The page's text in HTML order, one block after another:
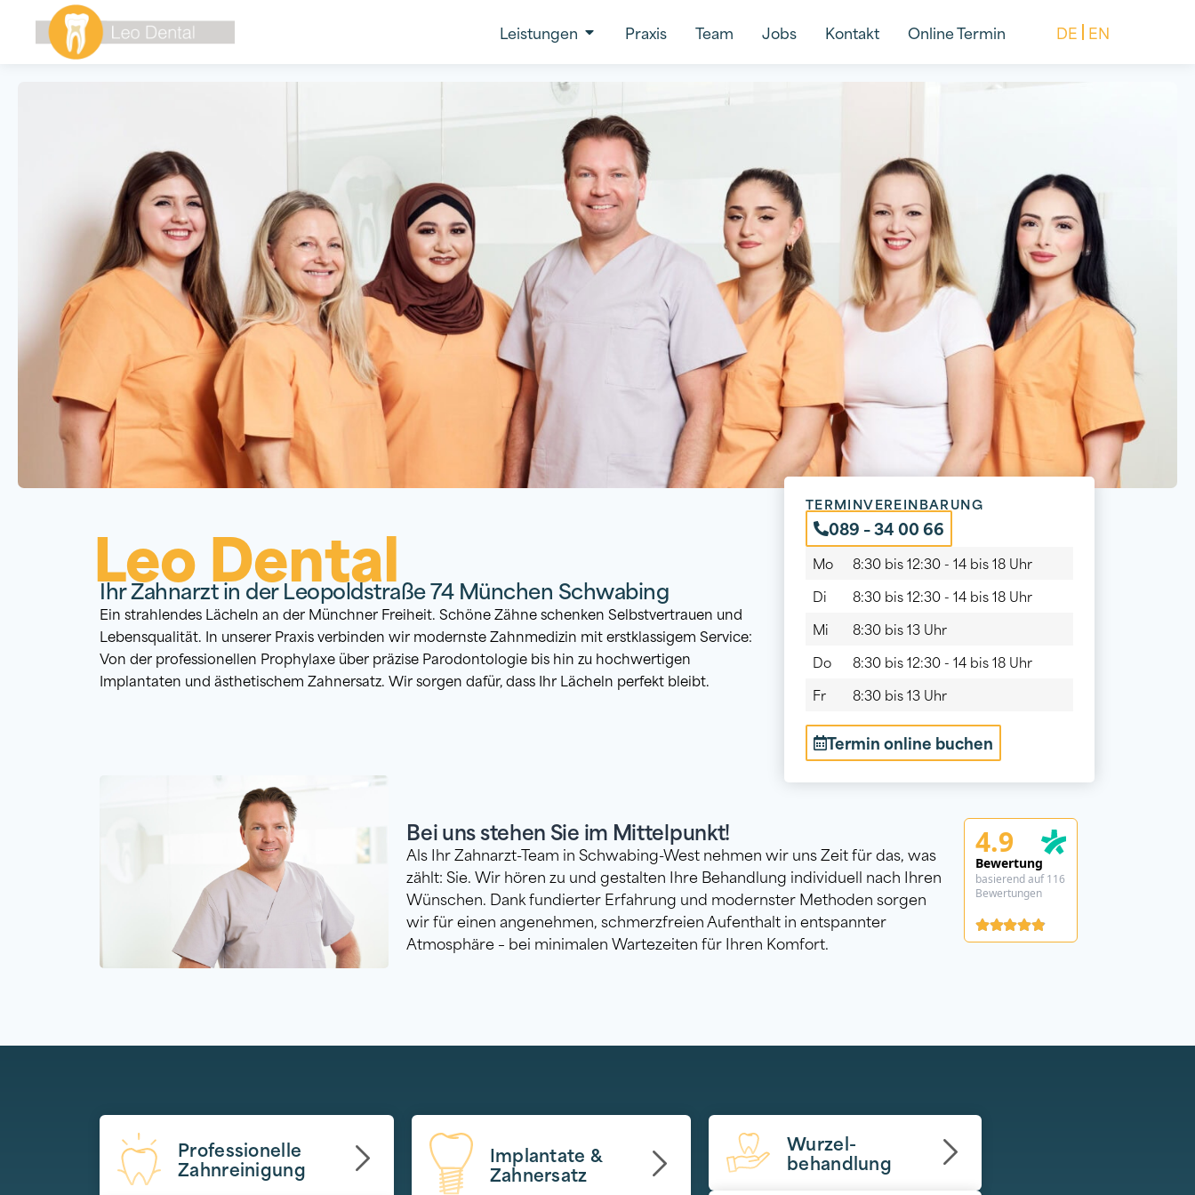
Leistungen Praxis Team Jobs Kontakt Online Termin DE EN
Leo Dental
Ihr Zahnarzt in der Leopoldstraße 74 München Schwabing
Ein strahlendes Lächeln an der Münchner Freiheit. Schöne Zähne schenken Selbstvertrauen und
Lebensqualität. In unserer Praxis verbinden wir modernste Zahnmedizin mit erstklassigem Service:
Von der professionellen Prophylaxe über präzise Parodontologie bis hin zu hochwertigen
Implantaten und ästhetischem Zahnersatz. Wir sorgen dafür, dass Ihr Lächeln perfekt bleibt.
TERMINVEREINBARUNG
089 – 34 00 66
Mo
8:30 bis 12:30 - 14 bis 18 Uhr
Di
8:30 bis 12:30 - 14 bis 18 Uhr
Mi
8:30 bis 13 Uhr
Do
8:30 bis 12:30 - 14 bis 18 Uhr
Fr
8:30 bis 13 Uhr
Termin online buchen
Bei uns stehen Sie im Mittelpunkt!
Als Ihr Zahnarzt-Team in Schwabing-West nehmen wir uns Zeit für das, was
zählt: Sie. Wir hören zu und gestalten Ihre Behandlung individuell nach Ihren
Wünschen. Dank fundierter Erfahrung und modernster Methoden sorgen
wir für einen angenehmen, schmerzfreien Aufenthalt in entspannter
Atmosphäre – bei minimalen Wartezeiten für Ihren Komfort.
4.9
Bewertung
basierend auf 116
Bewertungen
Professionelle
Zahnreinigung
Implantate &
Zahnersatz
Wurzel-
behandlung